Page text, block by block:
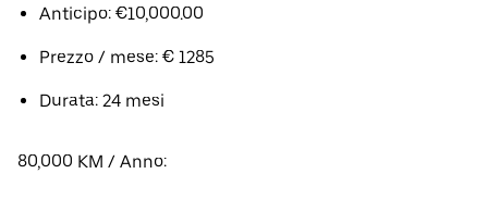
Anticipo: €10,000.00
Prezzo / mese: € 1285
Durata: 24 mesi
80,000 KM / Anno: